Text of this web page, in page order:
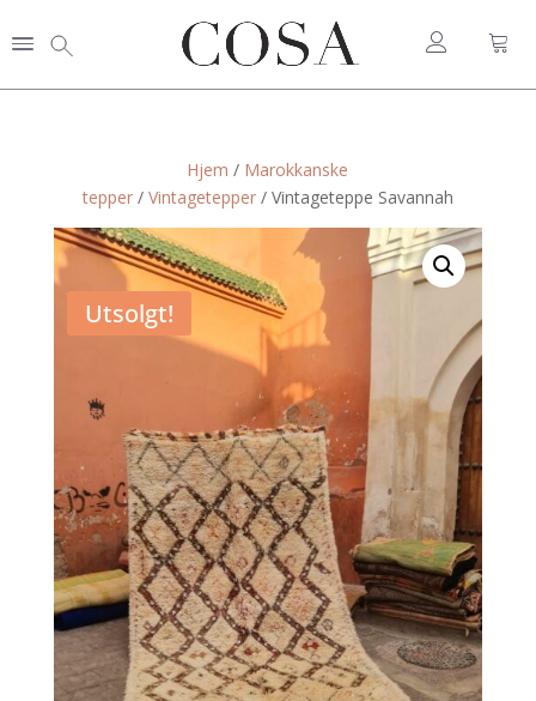
Hjem / Marokkanske
tepper/ Vintagetepper/ Vintageteppe Savannah
Utsolgt!